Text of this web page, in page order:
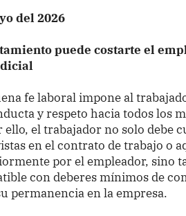
del 2026
puede costarte el
fe laboral impone al
y respeto hacia todos los
el trabajador no solo debe
en el contrato de trabajo o
por el empleador, sino
con deberes mínimos de
permanencia en la empresa.